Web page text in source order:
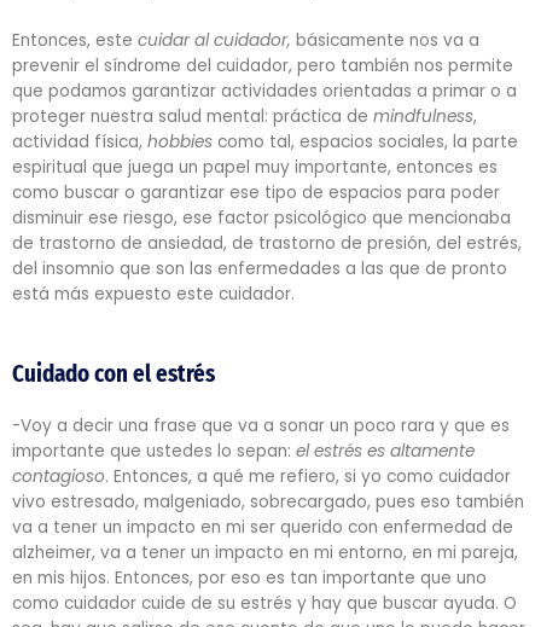
Entonces, este cuidar al cuidador, básicamente nos va a
prevenir el síndrome del cuidador, pero también nos permite
que podamos garantizar actividades orientadas a primar o a
proteger nuestra salud mental: práctica de mindfulness,
actividad física, hobbies como tal, espacios sociales, la parte
espiritual que juega un papel muy importante, entonces es
como buscar o garantizar ese tipo de espacios para poder
disminuir ese riesgo, ese factor psicológico que mencionaba
de trastorno de ansiedad, de trastorno de presión, del estrés,
del insomnio que son las enfermedades a las que de pronto
está más expuesto este cuidador.
Cuidado con el estrés
-Voy a decir una frase que va a sonar un poco rara y que es
importante que ustedes lo sepan: el estrés es altamente
contagioso. Entonces, a qué me refiero, si yo como cuidador
vivo estresado, malgeniado, sobrecargado, pues eso también
va a tener un impacto en mi ser querido con enfermedad de
alzheimer, va a tener un impacto en mi entorno, en mi pareja,
en mis hijos. Entonces, por eso es tan importante que uno
como cuidador cuide de su estrés y hay que buscar ayuda. O